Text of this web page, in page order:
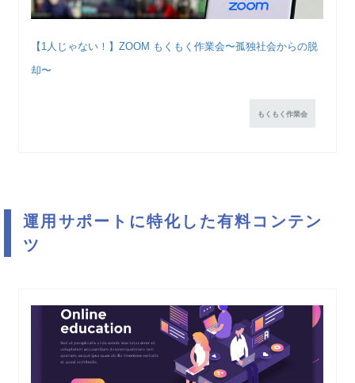
【1人じゃない！】ZOOM もくもく作業会〜孤独社会からの脱
却〜
もくもく作業会
運用サポートに特化した有料コンテン
ツ